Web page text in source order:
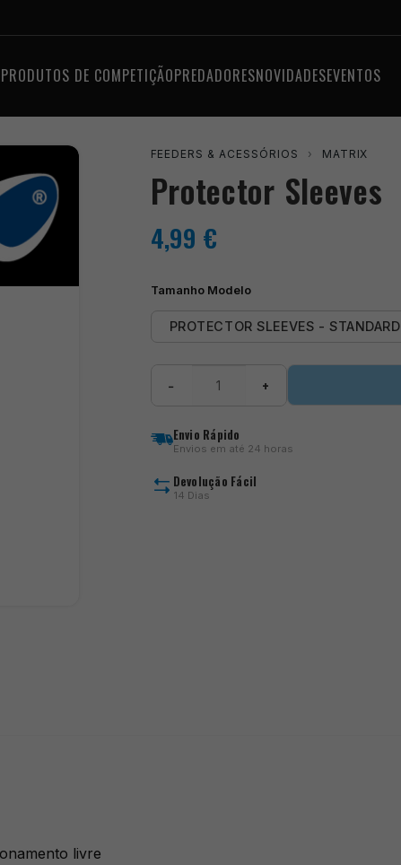
PRODUTOS DE COMPETIÇÃOPREDADORESNOVIDADESEVENTOS
FEEDERS & ACESSÓRIOS › MATRIX
Protector Sleeves
4,99 €
Tamanho Modelo
PROTECTOR SLEEVES - STANDARD
− +
Envio Rápido
Envios em até 24 horas
Devolução Fácil
14 Dias
livre